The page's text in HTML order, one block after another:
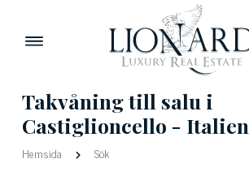
Takvåning till salu i
Castiglioncello - Italien
Hemsida Sök